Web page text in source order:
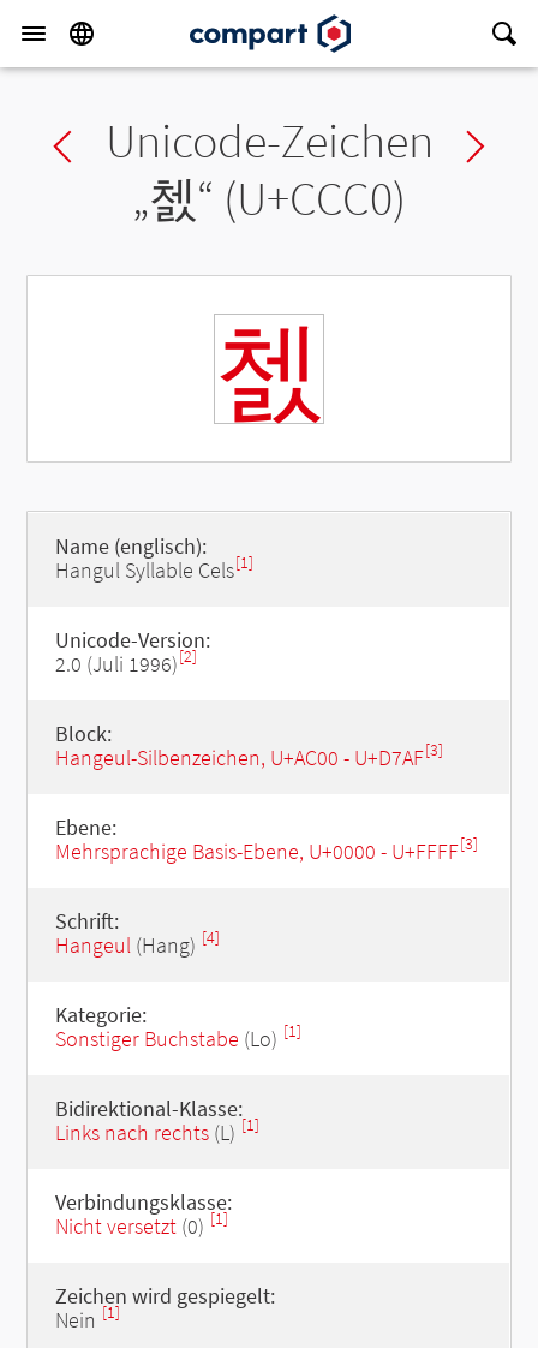
Previous char
Unicode-Zeichen
„쳀“ (U+CCC0)
쳀
Name (englisch):
Hangul Syllable Cels[1]
Unicode-Version:
2.0 (Juli 1996)[2]
Block:
Hangeul-Silbenzeichen, U+AC00 - U+D7AF[3]
Ebene:
Mehrsprachige Basis-Ebene, U+0000 - U+FFFF[3]
Schrift:
Hangeul(Hang) [4]
Kategorie:
Sonstiger Buchstabe (Lo) [1]
Bidirektional-Klasse:
Links nach rechts(L) [1]
Verbindungsklasse:
Nicht versetzt(0) [1]
Zeichen wird gespiegelt:
Nein [1]